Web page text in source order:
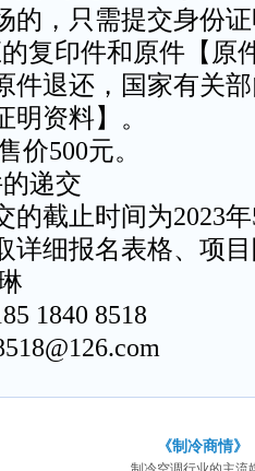
的，只需提交身份
复印件和原件【原
件退还，国家有关
明资料】。
500元。
递交
截止时间为2023年
细报名表格、项目
1840 8518
《制冷商情》